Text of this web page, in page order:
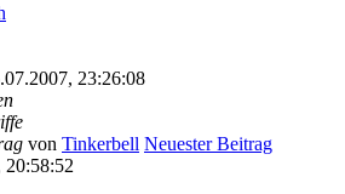
23:26:08
von Tinkerbell Neuester Beitrag
20:58:52